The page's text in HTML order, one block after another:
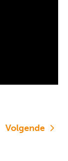
Volgende